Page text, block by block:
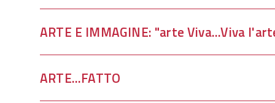
ARTE E IMMAGINE: "arte Viva...Viva
ARTE...FATTO